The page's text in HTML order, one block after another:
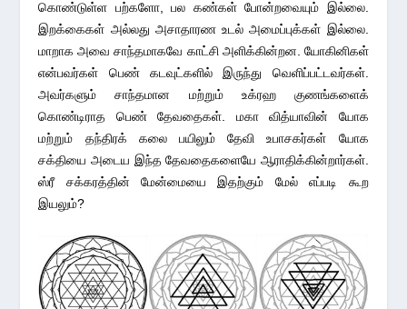
கொண்டுள்ள பற்களோ, பல கண்கள் போன்றவையும் இல்லை.
இறக்கைகள் அல்லது அசாதாரண உடல் அமைப்புக்கள் இல்லை.
மாறாக அவை சாந்தமாகவே காட்சி அளிக்கின்றன. யோகினிகள்
என்பவர்கள் பெண் கடவுட்களில் இருந்து வெளிப்பட்டவர்கள்.
அவர்களும் சாந்தமான மற்றும் உக்ரஹ குணங்களைக்
கொண்டிராத பெண் தேவதைகள். மகா வித்யாவின் யோக
மற்றும் தந்திரக் கலை பயிலும் தேவி உபாசகர்கள் யோக
சக்தியை அடைய இந்த தேவதைகளையே ஆராதிக்கின்றார்கள்.
ஸ்ரீ சக்கரத்தின் மேன்மையை இதற்கும் மேல் எப்படி கூற
இயலும்?